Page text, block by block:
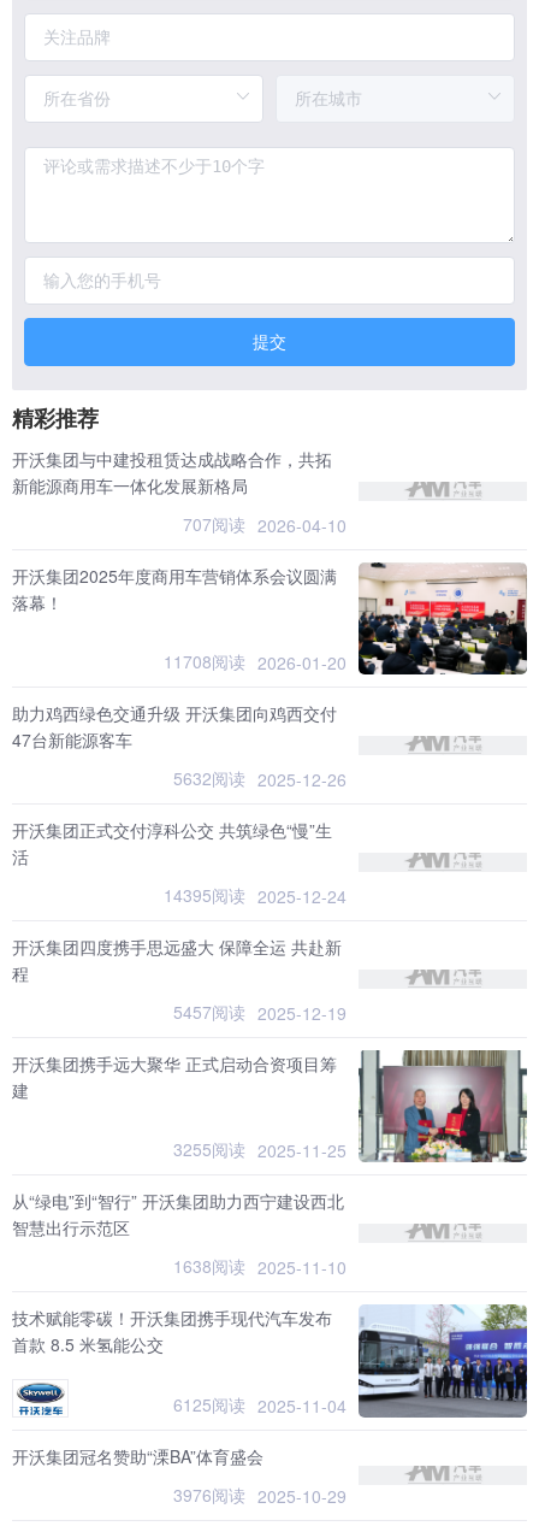
提交
精彩推荐
开沃集团与中建投租赁达成战略合作，共拓
新能源商用车一体化发展新格局
707阅读 2026-04-10
开沃集团2025年度商用车营销体系会议圆满
落幕！
11708阅读 2026-01-20
助力鸡西绿色交通升级 开沃集团向鸡西交付
47台新能源客车
5632阅读 2025-12-26
开沃集团正式交付淳科公交 共筑绿色“慢”生
活
14395阅读 2025-12-24
开沃集团四度携手思远盛大 保障全运 共赴新
程
5457阅读 2025-12-19
开沃集团携手远大聚华 正式启动合资项目筹
建
3255阅读 2025-11-25
从“绿电”到“智行” 开沃集团助力西宁建设西北
智慧出行示范区
1638阅读 2025-11-10
技术赋能零碳！开沃集团携手现代汽车发布
首款 8.5 米氢能公交
6125阅读 2025-11-04
开沃集团冠名赞助“溧BA”体育盛会
3976阅读 2025-10-29